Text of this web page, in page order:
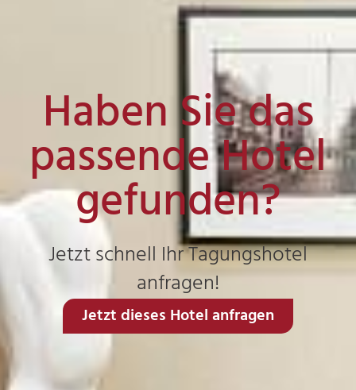
Haben Sie das
passende Hotel
gefunden?
Jetzt schnell Ihr Tagungshotel
anfragen!
Jetzt dieses Hotel anfragen